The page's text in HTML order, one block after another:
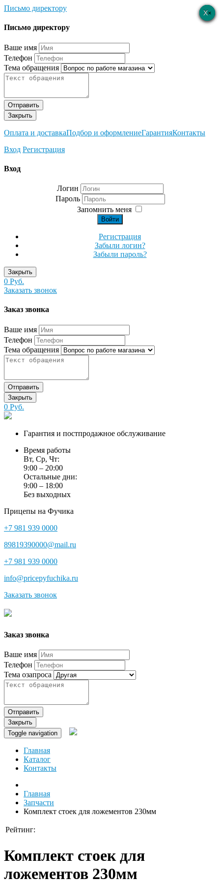
Письмо директору
×
Письмо директору
Ваше имя
Телефон
Тема обращения
Отправить
Закрыть
Оплата и доставкаПодбор и оформлениеГарантияКонтакты
Вход Регистрация
×
Вход
Логин
Пароль
Запомнить меня
Войти
Регистрация
Забыли логин?
Забыли пароль?
Закрыть
0 Руб.
Заказать звонок
×
Заказ звонка
Ваше имя
Телефон
Тема обращения
Отправить
Закрыть
0 Руб.
Гарантия и постпродажное обслуживание
Время работы
Вт, Ср, Чт:
9:00 – 20:00
Остальные дни:
9:00 – 18:00
Без выходных
Прицепы на Фучика
+7 981 939 0000
89819390000@mail.ru
+7 981 939 0000
info@pricepyfuchika.ru
Заказать звонок
×
Заказ звонка
Ваше имя
Телефон
Тема озапроса
Отправить
Закрыть
Toggle navigation
Главная
Каталог
Контакты
Главная
Запчасти
Комплект стоек для ложементов 230мм
Рейтинг:
Комплект стоек для
ложементов 230мм
×